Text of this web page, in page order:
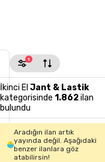
1
İkinci ElJant & Lastik
kategorisinde 1.862ilan
bulundu
Aradığın ilan artık
yayında değil. Aşağıdaki
benzer ilanlara göz
atabilirsin!